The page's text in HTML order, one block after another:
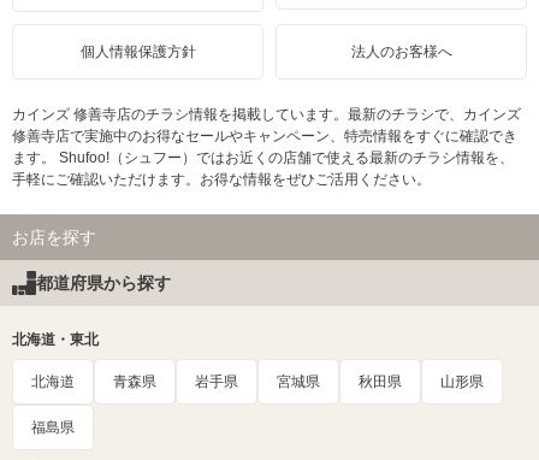
個人情報保護方針 法人のお客様へ
カインズ 修善寺店のチラシ情報を掲載しています。最新のチラシで、カインズ
修善寺店で実施中のお得なセールやキャンペーン、特売情報をすぐに確認でき
ます。 Shufoo!（シュフー）ではお近くの店舗で使える最新のチラシ情報を、
手軽にご確認いただけます。お得な情報をぜひご活用ください。
お店を探す
都道府県から探す
北海道・東北
北海道 青森県 岩手県 宮城県 秋田県 山形県
福島県